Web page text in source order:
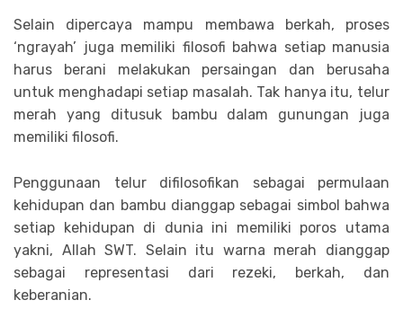
Selain dipercaya mampu membawa berkah, proses
‘ngrayah’ juga memiliki filosofi bahwa setiap manusia
harus berani melakukan persaingan dan berusaha
untuk menghadapi setiap masalah. Tak hanya itu, telur
merah yang ditusuk bambu dalam gunungan juga
memiliki filosofi.
Penggunaan telur difilosofikan sebagai permulaan
kehidupan dan bambu dianggap sebagai simbol bahwa
setiap kehidupan di dunia ini memiliki poros utama
yakni, Allah SWT. Selain itu warna merah dianggap
sebagai representasi dari rezeki, berkah, dan
keberanian.